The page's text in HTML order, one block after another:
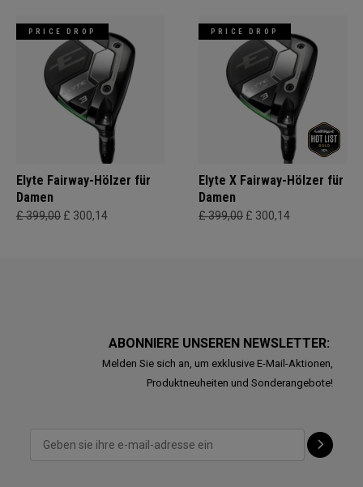
PRICE DROP
Elyte Fairway-Hölzer für
Damen
£ 399,00 £ 300,14
PRICE DROP
Elyte X Fairway-Hölzer für
Damen
£ 399,00 £ 300,14
ABONNIERE UNSEREN NEWSLETTER:
Melden Sie sich an, um exklusive E-Mail-Aktionen,
Produktneuheiten und Sonderangebote!